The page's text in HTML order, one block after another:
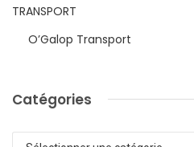
TRANSPORT
O’Galop Transport
Catégories